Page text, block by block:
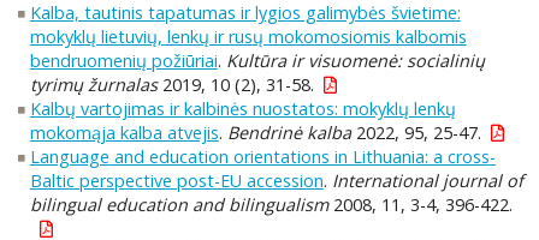
Kalba, tautinis tapatumas ir lygios galimybės švietime:
mokyklų lietuvių, lenkų ir rusų mokomosiomis kalbomis
bendruomenių požiūriai. Kultūra ir visuomenė: socialinių
tyrimų žurnalas2019, 10 (2), 31-58.
Kalbų vartojimas ir kalbinės nuostatos: mokyklų lenkų
mokomąja kalba atvejis. Bendrinė kalba2022, 95, 25-47.
Language and education orientations in Lithuania: a cross-
Baltic perspective post-EU accession. International journal of
bilingual education and bilingualism2008, 11, 3-4, 396-422.